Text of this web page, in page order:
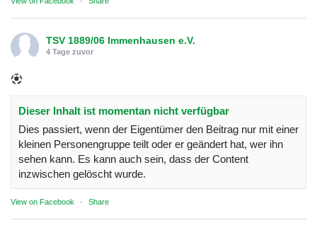
TSV 1889/06 Immenhausen e.V.
4 Tage zuvor
Dieser Inhalt ist momentan nicht verfügbar
Dies passiert, wenn der Eigentümer den Beitrag nur mit einer
kleinen Personengruppe teilt oder er geändert hat, wer ihn
sehen kann. Es kann auch sein, dass der Content
inzwischen gelöscht wurde.
View on Facebook · Share